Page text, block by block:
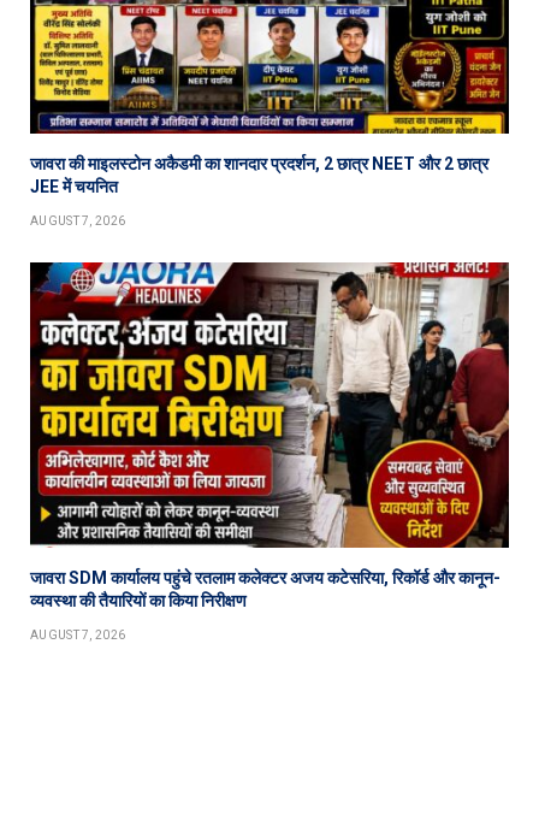
जावरा की माइलस्टोन अकैडमी का शानदार प्रदर्शन, 2 छात्र NEET और 2 छात्र
JEE में चयनित
AUGUST 7, 2026
जावरा SDM कार्यालय पहुंचे रतलाम कलेक्टर अजय कटेसरिया, रिकॉर्ड और कानून-
व्यवस्था की तैयारियों का किया निरीक्षण
AUGUST 7, 2026